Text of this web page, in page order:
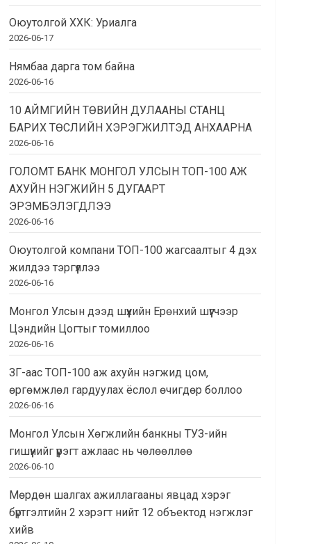
Оюутолгой ХХК: Уриалга
2026-06-17
Нямбаа дарга том байна
2026-06-16
10 АЙМГИЙН ТӨВИЙН ДУЛААНЫ СТАНЦ
БАРИХ ТӨСЛИЙН ХЭРЭГЖИЛТЭД АНХААРНА
2026-06-16
ГОЛОМТ БАНК МОНГОЛ УЛСЫН ТОП-100 АЖ
АХУЙН НЭГЖИЙН 5 ДУГААРТ
ЭРЭМБЭЛЭГДЛЭЭ
2026-06-16
Оюутолгой компани ТОП-100 жагсаалтыг 4 дэх
жилдээ тэргүүллээ
2026-06-16
Монгол Улсын дээд шүүхийн Ерөнхий шүүгчээр
Цэндийн Цогтыг томиллоо
2026-06-16
ЗГ-аас ТОП-100 аж ахуйн нэгжид цом,
өргөмжлөл гардуулах ёслол өчигдөр боллоо
2026-06-16
Монгол Улсын Хөгжлийн банкны ТУЗ-ийн
гишүүнийг үүрэгт ажлаас нь чөлөөллөө
2026-06-10
Мөрдөн шалгах ажиллагааны явцад хэрэг
бүртгэлтийн 2 хэрэгт нийт 12 объектод нэгжлэг
хийв